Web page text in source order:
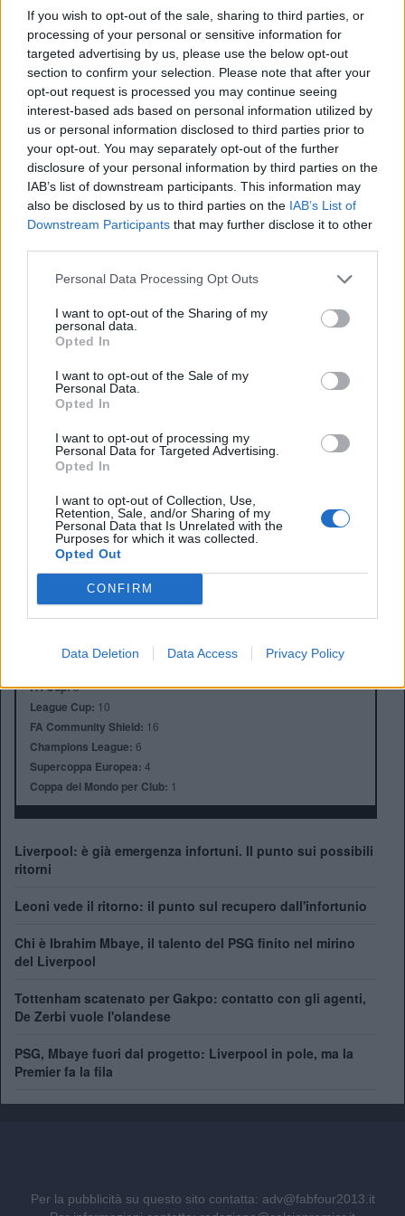
If you wish to opt-out of the sale, sharing to third parties, or
processing of your personal or sensitive information for
targeted advertising by us, please use the below opt-out
section to confirm your selection. Please note that after your
opt-out request is processed you may continue seeing
interest-based ads based on personal information utilized by
us or personal information disclosed to third parties prior to
your opt-out. You may separately opt-out of the further
disclosure of your personal information by third parties on the
IAB’s list of downstream participants. This information may
also be disclosed by us to third parties on the IAB’s List of
Downstream Participants that may further disclose it to other
Personal Data Processing Opt Outs
I want to opt-out of the Sharing of my
personal data.
Opted In
I want to opt-out of the Sale of my
Personal Data.
Opted In
I want to opt-out of processing my
Personal Data for Targeted Advertising.
Opted In
I want to opt-out of Collection, Use,
Retention, Sale, and/or Sharing of my
Personal Data that Is Unrelated with the
Purposes for which it was collected.
Opted Out
CONFIRM
Data Deletion Data Access Privacy Policy
Il silenzio di Salah
“Dopo la partita contro il Forest, Van Dijk ha parlato ai
media, come dovrebbe fare un capitano. Dopo tutte queste
sconfitte del Liverpool,è sempre Van Dijk a uscire allo
scoperto e a parlare . Certamente dovrebbe farlo il
capitano, ma dovrebbero esserci altri giocatori nello
spogliatoio a parlare a nome del club. Un anno fa, proprio
a fine novembre, Mo Salah non si è fatto scrupoli a parlare
della sua situazione e del fatto che il club non gli avesse
offerto un contratto. Sento Salah parlare solo quando
viene nominato migliore in campoo quando ha bisogno
di un nuovo contratto. Mi piacerebbe vedere Salah, uno
dei leader e delle leggende del Liverpool, farsi avanti e
parlare a nome della squadra”.
Anno di Fondazione:1892
Stadio:Anfield (45.276)
Città:Liverpool
Presidente:Tom Werner
Manager:Arne Slot
ALBO D'ORO
FA Cup:8
League Cup: 10
FA Community Shield: 16
Champions League: 6
Supercoppa Europea: 4
Coppa del Mondo per Club: 1
Liverpool: è già emergenza infortuni. Il punto sui possibili
ritorni
Leoni vede il ritorno: il punto sul recupero dall'infortunio
Chi è Ibrahim Mbaye, il talento del PSG finito nel mirino
del Liverpool
Tottenham scatenato per Gakpo: contatto con gli agenti,
De Zerbi vuole l'olandese
PSG, Mbaye fuori dal progetto: Liverpool in pole, ma la
Premier fa la fila
Per la pubblicità su questo sito contatta: adv@fabfour2013.it